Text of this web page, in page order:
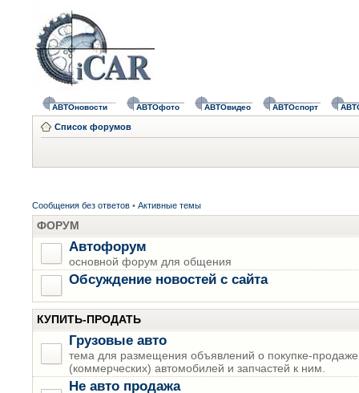
АВТОновости АВТОфото АВТОвидео АВТОспорт
Список форумов
Сообщения без ответов • Активные темы
ФОРУМ
Автофорум
основной форум для общения
Обсуждение новостей с сайта
КУПИТЬ-ПРОДАТЬ
Грузовые авто
тема для размещения объявлений о покупке-продаже
(коммерческих) автомобилей и запчастей к ним.
Не авто продажа